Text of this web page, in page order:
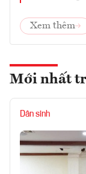
Xem thêm
Mới nhất
Dân sinh